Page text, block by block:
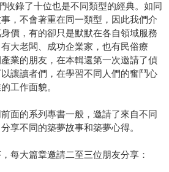
收錄了十位也是不同類型的經典。如同
，不會著重在同一類型，因此我們介
價，有的卻只是默默在各自領域服務
大老闆、成功企業家，也有民俗療
業的朋友，在本輯還第一次邀請了偵
讓讀者們，在學習不同人們的奮鬥心
工作面貌。
面的系列專書一般，邀請了來自不同
享不同的築夢故事和築夢心得。
每大篇章邀請二至三位朋友分享：